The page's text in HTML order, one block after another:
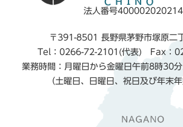
法人番号
〒391-8501 長野県茅野市塚原二
Tel：0266-72-2101(代表) Fax：
業務時間：月曜日から金曜日午前8時30
（土曜日、日曜日、祝日及び年末年